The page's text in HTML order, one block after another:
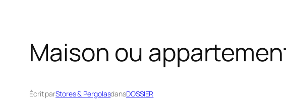
Maison ou
Écrit parStores & PergolasdansDOSSIER